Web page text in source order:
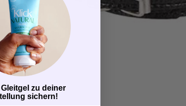
zu deiner
sichern!